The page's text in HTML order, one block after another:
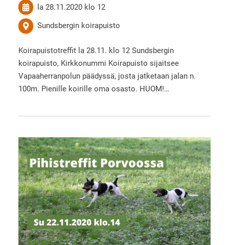
la 28.11.2020 klo 12
Sundsbergin koirapuisto
Koirapuistotreffit la 28.11. klo 12 Sundsbergin
koirapuisto, Kirkkonummi Koirapuisto sijaitsee
Vapaaherranpolun päädyssä, josta jatketaan jalan n.
100m. Pienille koirille oma osasto. HUOM!…